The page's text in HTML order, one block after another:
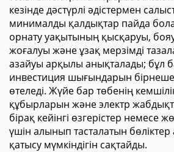
кезінде дәстүрлі әдістермен
минималды қалдықтар пайда
орнату уақытының қысқаруы, бояу
жоғалуы және ұзақ мерзімді
азайуы арқылы анықталады; бұл
инвестиция шығындарын
өтеледі. Жүйе бар төбенің
құбырларын және электр
бірақ кейінгі өзгерістер немесе
үшін алынып тасталатын
қатысу мүмкіндігін сақтайды.